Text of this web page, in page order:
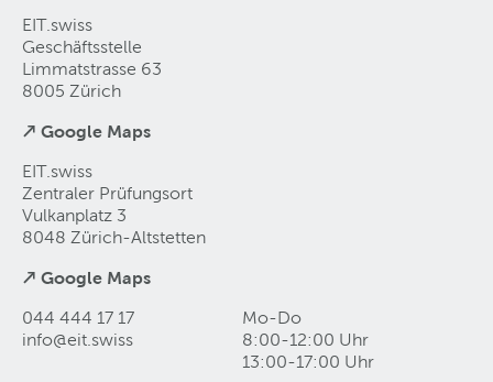
EIT.swiss
Geschäftsstelle
Limmatstrasse 63
8005 Zürich
↗ Google Maps
EIT.swiss
Zentraler Prüfungsort
Vulkanplatz 3
8048 Zürich-Altstetten
↗ Google Maps
044 444 17 17
info@eit swiss
Mo-Do
8:00-12:00 Uhr
13:00-17:00 Uhr